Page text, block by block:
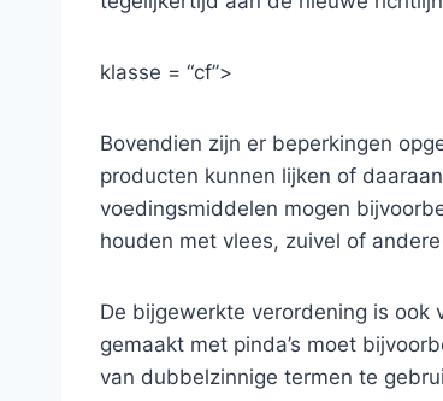
klasse = “cf”>
Bovendien zijn er beperkingen
producten kunnen lijken of
voedingsmiddelen mogen
houden met vlees, zuivel of
De bijgewerkte verordening is ook
gemaakt met pinda’s moet
van dubbelzinnige termen te